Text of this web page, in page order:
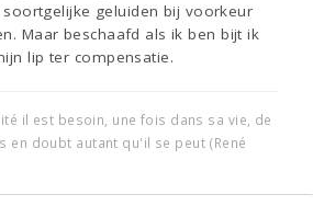
geluiden bij voorkeur
Maar beschaafd als ik ben bijt ik
lip ter compensatie.
il est besoin, une fois dans sa vie, de
en doubt autant qu'il se peut (René